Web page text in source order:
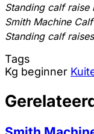
Standing calf raise
Smith Machine
Standing calf raises
Tags
Kg beginner